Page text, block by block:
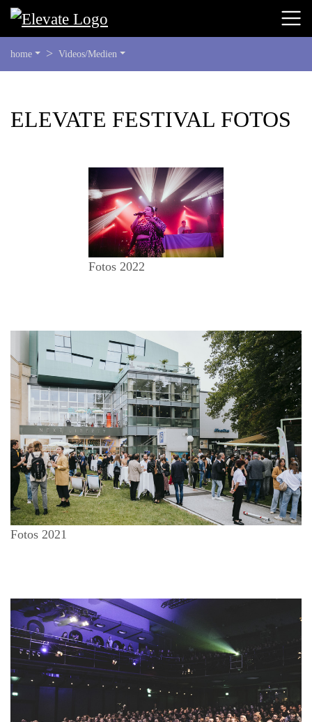
BEFINDEN
SICH
home Videos/Medien
BEGINN
DESELEVATE FESTIVAL FOTOS
Fotos 2022
Fotos 2021